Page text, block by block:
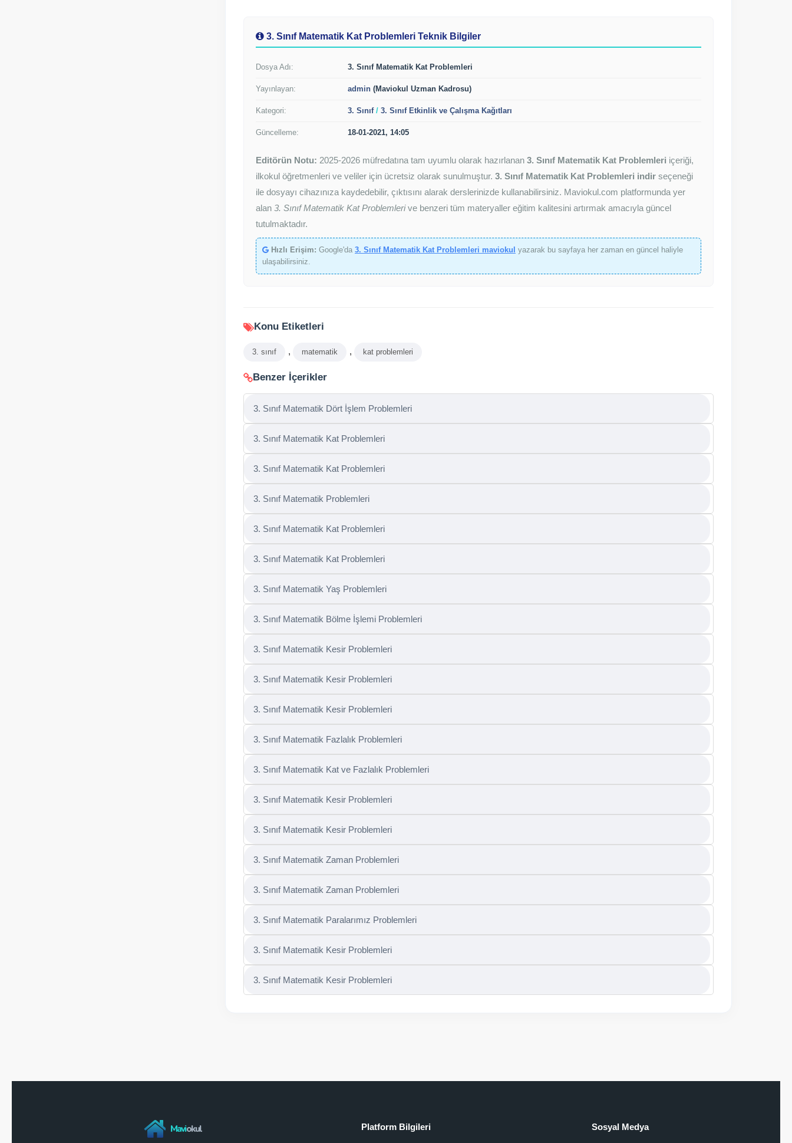
3. Sınıf Matematik Kat Problemleri Teknik Bilgiler
Dosya Adı: 3. Sınıf Matematik Kat Problemleri
Yayınlayan: admin (Maviokul Uzman Kadrosu)
Kategori: 3. Sınıf/ 3. Sınıf Etkinlik ve Çalışma Kağıtları
Güncelleme: 18-01-2021, 14:05
Editörün Notu: 2025-2026 müfredatına tam uyumlu olarak hazırlanan 3. Sınıf Matematik Kat Problemleri içeriği,
ilkokul öğretmenleri ve veliler için ücretsiz olarak sunulmuştur. 3. Sınıf Matematik Kat Problemleri indir seçeneği
ile dosyayı cihazınıza kaydedebilir, çıktısını alarak derslerinizde kullanabilirsiniz. Maviokul.com platformunda yer
alan 3. Sınıf Matematik Kat Problemlerive benzeri tüm materyaller eğitim kalitesini artırmak amacıyla güncel
tutulmaktadır.
Hızlı Erişim: Google'da 3. Sınıf Matematik Kat Problemleri maviokul yazarak bu sayfaya her zaman en güncel haliyle
ulaşabilirsiniz.
Konu Etiketleri
3. sınıf , matematik , kat problemleri
Benzer İçerikler
3. Sınıf Matematik Dört İşlem Problemleri
3. Sınıf Matematik Kat Problemleri
3. Sınıf Matematik Kat Problemleri
3. Sınıf Matematik Problemleri
3. Sınıf Matematik Kat Problemleri
3. Sınıf Matematik Kat Problemleri
3. Sınıf Matematik Yaş Problemleri
3. Sınıf Matematik Bölme İşlemi Problemleri
3. Sınıf Matematik Kesir Problemleri
3. Sınıf Matematik Kesir Problemleri
3. Sınıf Matematik Kesir Problemleri
3. Sınıf Matematik Fazlalık Problemleri
3. Sınıf Matematik Kat ve Fazlalık Problemleri
3. Sınıf Matematik Kesir Problemleri
3. Sınıf Matematik Kesir Problemleri
3. Sınıf Matematik Zaman Problemleri
3. Sınıf Matematik Zaman Problemleri
3. Sınıf Matematik Paralarımız Problemleri
3. Sınıf Matematik Kesir Problemleri
3. Sınıf Matematik Kesir Problemleri
Maviokul Platform Bilgileri Sosyal Medya